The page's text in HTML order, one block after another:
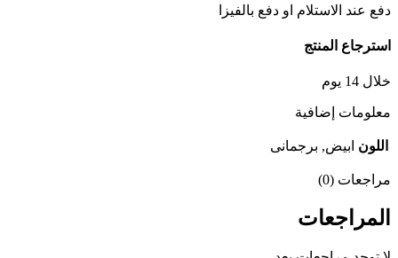
دفع عند الاستلام او دفع بالفيزا
استرجاع المنتج
خلال 14 يوم
معلومات إضافية
اللون ابيض, برجمانى
مراجعات (0)
المراجعات